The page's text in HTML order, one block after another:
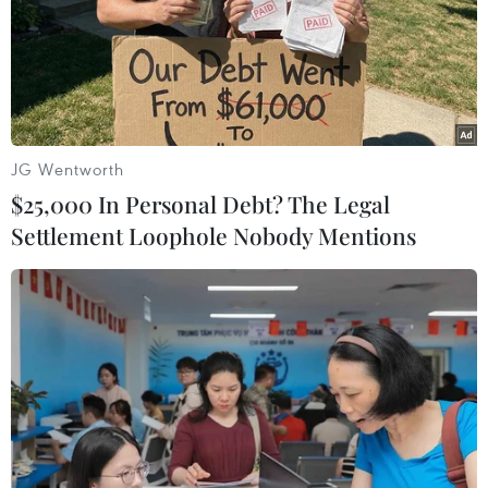
sầu riêng
07/08/2026 10:27
Giá dầu tăng trước những lo ngại về
kế hoạch mở lại Eo biển Hormuz
07/08/2026 08:58
Nhà đầu tư Anh đề xuất siêu dự án Tổ
hợp cảng biển 18 tỷ USD tại Quảng
Ninh
07/08/2026 08:33
Canh tác biển - động lực mới cho
kinh tế biển Việt Nam
JG Wentworth
$25,000 In Personal Debt? The Legal
Settlement Loophole Nobody Mentions